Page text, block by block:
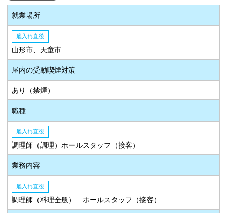
就業場所
雇入れ直後
山形市、天童市
屋内の受動喫煙対策
あり（禁煙）
職種
雇入れ直後
調理師（調理）ホールスタッフ（接客）
業務内容
雇入れ直後
調理師（料理全般） ホールスタッフ（接客）